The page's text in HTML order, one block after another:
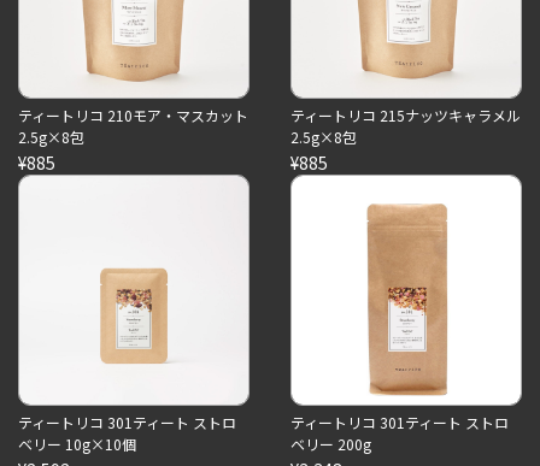
ティートリコ 210モア・マスカット
2.5g×8包
¥885
ティートリコ 215ナッツキャラメル
2.5g×8包
¥885
ティートリコ 301ティート ストロ
ベリー 10g×10個
ティートリコ 301ティート ストロ
ベリー 200g